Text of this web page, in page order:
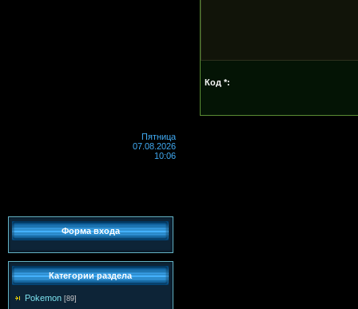
Код *:
Пятница
07.08.2026
10:06
Форма входа
Категории раздела
Pokemon [89]